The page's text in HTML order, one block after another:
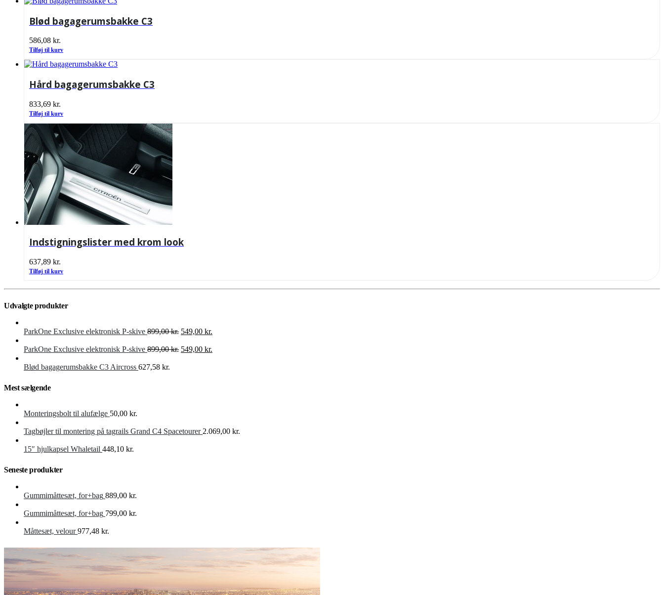
Blød bagagerumsbakke C3
586,08 kr.
Tilføj til kurv
Hård bagagerumsbakke C3
833,69 kr.
Tilføj til kurv
Indstigningslister med krom look
637,89 kr.
Tilføj til kurv
Udvalgte produkter
ParkOne Exclusive elektronisk P-skive 899,00kr. Den
pris
549,00 kr.
ParkOne Exclusive elektronisk P-skive 899,00kr. Den
549,00 kr.
Blød bagagerumsbakke C3 Aircross 627,58 kr.
Mest sælgende
Monteringsbolt til alufælge 50,00 kr.
Tagbøjler til montering på tagrails Grand C4 Spacetourer 2.069,00 kr.
15″ hjulkapsel Whaletail 448,10 kr.
Seneste produkter
Gummimåttesæt, for+bag 889,00 kr.
Gummimåttesæt, for+bag 799,00 kr.
Måttesæt, velour 977,48 kr.